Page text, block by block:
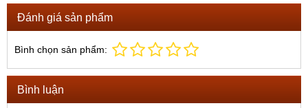
Đánh giá sản phẩm
Bình chọn sản phẩm:
Bình luận